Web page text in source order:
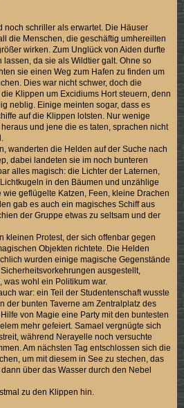
noch schriller als erwartet. Die Häuser
die Menschen, die geschäftig umhereilten
wirken. Zum Unglück von Aiden durfte
da sie als Wildtier galt. Ohne so
sie einen Weg zum Hafen zu finden um
Dies war nicht schwer, doch die
Klippen um Excidiums Hort steuern, denn
neblig. Einige meinten sogar, dass es
auf die Klippen lotsten. Nur wenige
und jene die es taten, sprachen nicht
wanderten die Helden auf der Suche nach
dabei landeten sie im noch bunteren
alles magisch: die Lichter der Laternen,
in den Bäumen und unzählige
geflügelte Katzen, Feen, kleine Drachen
gab es auch ein magisches Schiff aus
der Gruppe etwas zu seltsam und der
kleinen Protest, der sich offenbar gegen
Objekten richtete. Die Helden
wurden einige magische Gegenstände
ausgestellt,
was wohl ein Politikum war.
war: ein Teil der Studentenschaft wusste
der bunten Taverne am Zentralplatz des
von Magie eine Party mit den buntesten
mehr gefeiert. Samael vergnügte sich
während Nerayelle noch versuchte
Am nächsten Tag entschlossen sich die
um mit diesem in See zu stechen, das
über das Wasser durch den Nebel
zu den Klippen hin.